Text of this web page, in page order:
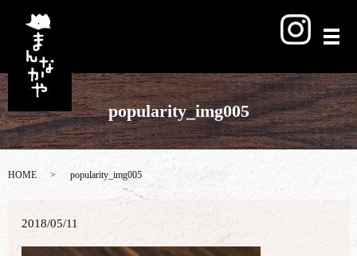
メ
popularity_img005
HOME popularity_img005
2018/05/11